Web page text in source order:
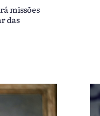
missões
das